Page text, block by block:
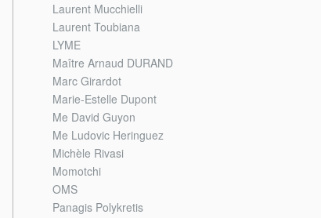
Laurent Mucchielli
Laurent Toubiana
LYME
Maître Arnaud DURAND
Marc Girardot
Marie-Estelle Dupont
Me David Guyon
Me Ludovic Heringuez
Michèle Rivasi
Momotchi
OMS
Panagis Polykretis